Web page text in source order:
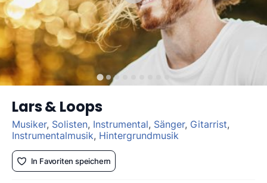
Lars & Loops
Musiker, Solisten, Instrumental, Sänger, Gitarrist,
Instrumentalmusik, Hintergrundmusik
In Favoriten speichern